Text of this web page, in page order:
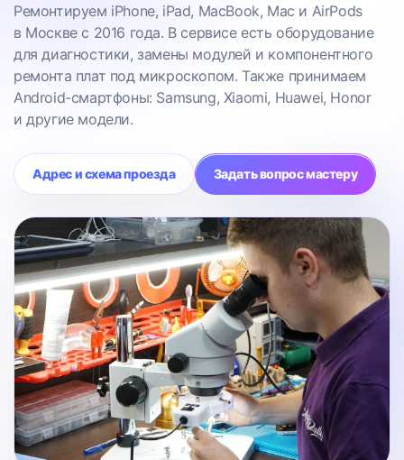
Ремонтируем iPhone, iPad, MacBook, Mac и AirPods
в Москве с 2016 года. В сервисе есть оборудование
для диагностики, замены модулей и компонентного
ремонта плат под микроскопом. Также принимаем
Android-смартфоны: Samsung, Xiaomi, Huawei, Honor
и другие модели.
Адрес и схема проезда Задать вопрос мастеру